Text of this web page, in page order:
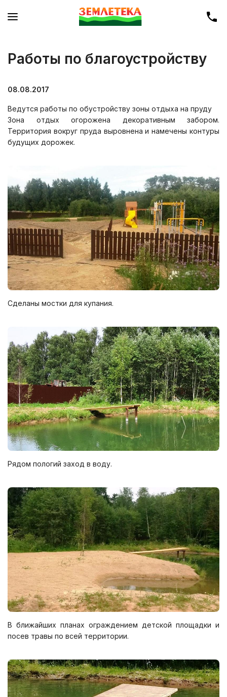
Работы по благоустройству
08.08.2017
Ведутся работы по обустройству зоны отдыха на пруду
Зона отдых огорожена декоративным забором.
Территория вокруг пруда выровнена и намечены контуры
будущих дорожек.
Сделаны мостки для купания.
Рядом пологий заход в воду.
В ближайших планах ограждением детской площадки и
посев травы по всей территории.